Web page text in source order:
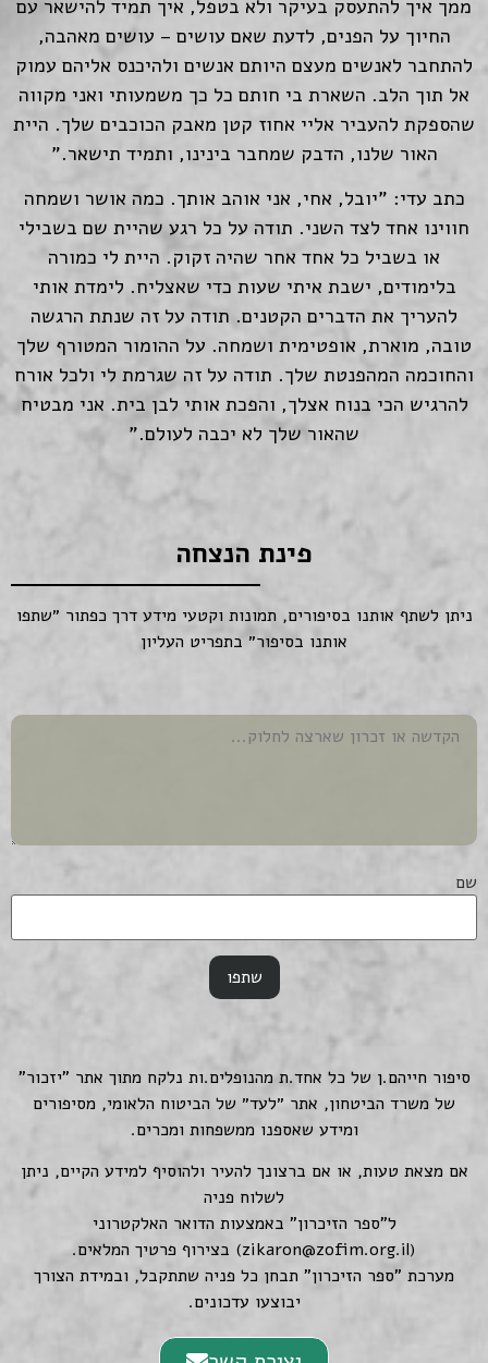
ממך איך להתעסק בעיקר ולא בטפל, איך תמיד להישאר עם
החיוך על הפנים, לדעת שאם עושים – עושים מאהבה,
להתחבר לאנשים מעצם היותם אנשים ולהיכנס אליהם עמוק
אל תוך הלב. השארת בי חותם כל כך משמעותי ואני מקווה
שהספקת להעביר אליי אחוז קטן מאבק הכוכבים שלך. היית
האור שלנו, הדבק שמחבר בינינו, ותמיד תישאר."
כתב עדי: "יובל, אחי, אני אוהב אותך. כמה אושר ושמחה
חווינו אחד לצד השני. תודה על כל רגע שהיית שם בשבילי
או בשביל כל אחד אחר שהיה זקוק. היית לי כמורה
בלימודים, ישבת איתי שעות כדי שאצליח. לימדת אותי
להעריך את הדברים הקטנים. תודה על זה שנתת הרגשה
טובה, מוארת, אופטימית ושמחה. על ההומור המטורף שלך
והחוכמה המהפנטת שלך. תודה על זה שגרמת לי ולכל אורח
להרגיש הכי בנוח אצלך, והפכת אותי לבן בית. אני מבטיח
שהאור שלך לא יכבה לעולם."
פינת הנצחה
ניתן לשתף אותנו בסיפורים, תמונות וקטעי מידע דרך כפתור ״שתפו
אותנו בסיפור״ בתפריט העליון
שם
סיפור חייהם.ן של כל אחד.ת מהנופלים.ות נלקח מתוך אתר "יזכור"
של משרד הביטחון, אתר ״לעד״ של הביטוח הלאומי, מסיפורים
ומידע שאספנו ממשפחות ומכרים.
אם מצאת טעות, או אם ברצונך להעיר ולהוסיף למידע הקיים, ניתן
לשלוח פניה
ל"ספר הזיכרון" באמצעות הדואר האלקטרוני
zikaron@zofim.org.il) בצירוף פרטיך המלאים.
מערכת "ספר הזיכרון" תבחן כל פניה שתתקבל, ובמידת הצורך
יבוצעו עדכונים.